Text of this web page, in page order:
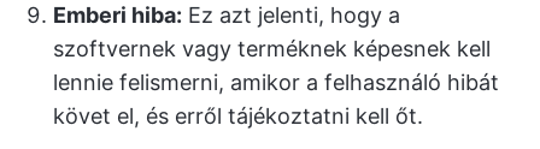
Emberi hiba: Ez azt jelenti, hogy a
szoftvernek vagy terméknek képesnek kell
lennie felismerni, amikor a felhasználó hibát
követ el, és erről tájékoztatni kell őt.